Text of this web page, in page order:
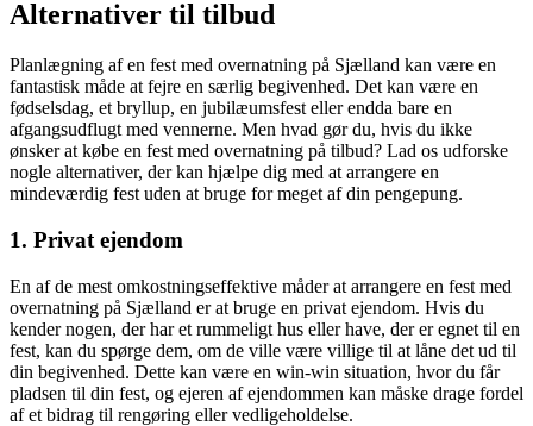
Alternativer til tilbud
Planlægning af en fest med overnatning på Sjælland kan være en
fantastisk måde at fejre en særlig begivenhed. Det kan være en
fødselsdag, et bryllup, en jubilæumsfest eller endda bare en
afgangsudflugt med vennerne. Men hvad gør du, hvis du ikke
ønsker at købe en fest med overnatning på tilbud? Lad os udforske
nogle alternativer, der kan hjælpe dig med at arrangere en
mindeværdig fest uden at bruge for meget af din pengepung.
1. Privat ejendom
En af de mest omkostningseffektive måder at arrangere en fest med
overnatning på Sjælland er at bruge en privat ejendom. Hvis du
kender nogen, der har et rummeligt hus eller have, der er egnet til en
fest, kan du spørge dem, om de ville være villige til at låne det ud til
din begivenhed. Dette kan være en win-win situation, hvor du får
pladsen til din fest, og ejeren af ejendommen kan måske drage fordel
af et bidrag til rengøring eller vedligeholdelse.